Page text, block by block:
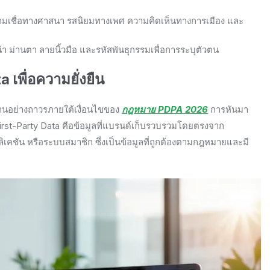
อทางศาสนา รสนิยมทางเพศ ความคิดเห็นทางการเมือง และ
ม่านตา ลายนิ้วมือ และรหัสพันธุกรรมเพื่อการระบุตัวตน
เพื่อความยั่งยืน
ย่างถาวรภายใต้เงื่อนไขของ กฎหมาย PDPA 2026 การหันมา
Party Data คือข้อมูลที่แบรนด์เก็บรวบรวมโดยตรงจาก
คชัน หรือระบบสมาชิก ซึ่งเป็นข้อมูลที่ถูกต้องตามกฎหมายและมี